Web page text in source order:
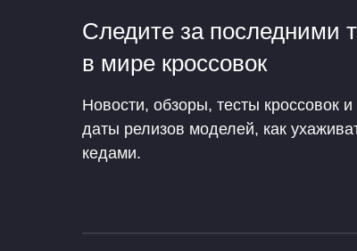
Следите за последними
в мире кроссовок
Новости, обзоры, тесты кроссовок
даты релизов моделей, как
кедами.